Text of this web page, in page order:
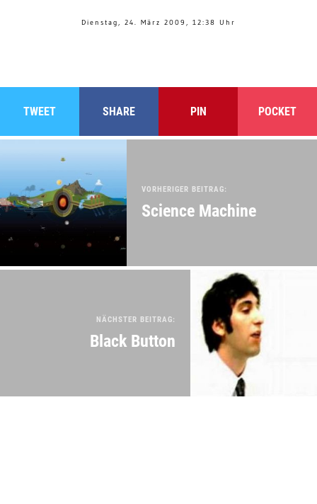
Dienstag, 24. März 2009, 12:38 Uhr
TWEET SHARE PIN POCKET
VORHERIGER BEITRAG:
Science Machine
NÄCHSTER BEITRAG:
Black Button